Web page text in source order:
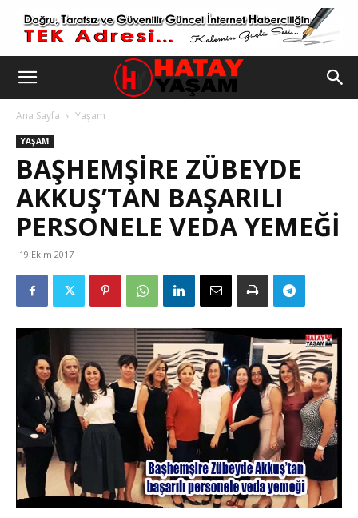
Ana Sayfa Yaşam
YAŞAM
BAŞHEMŞIRE ZÜBEYDE
AKKUŞ’TAN BAŞARILI
PERSONELE VEDA YEMEĞI
19 Ekim 2017